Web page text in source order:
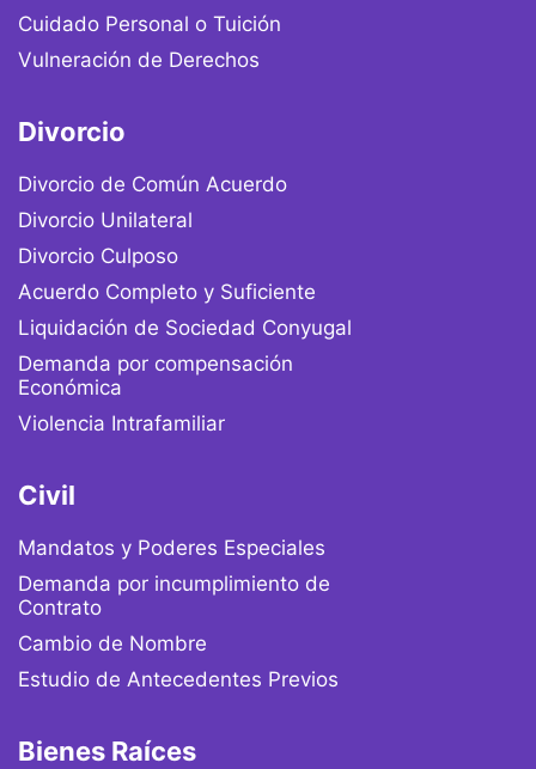
Cuidado Personal o Tuición
Vulneración de Derechos
Divorcio
Divorcio de Común Acuerdo
Divorcio Unilateral
Divorcio Culposo
Acuerdo Completo y Suficiente
Liquidación de Sociedad Conyugal
Demanda por compensación
Económica
Violencia Intrafamiliar
Civil
Mandatos y Poderes Especiales
Demanda por incumplimiento de
Contrato
Cambio de Nombre
Estudio de Antecedentes Previos
Bienes Raíces